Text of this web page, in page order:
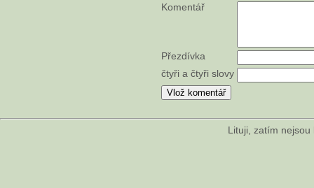
Komentář
Přezdívka
čtyři a čtyři slovy
Lituji, zatím